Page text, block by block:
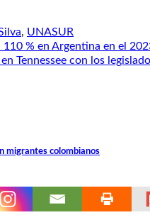
, UNASUR
% en Argentina en el
Tennessee con los
migrantes colombianos